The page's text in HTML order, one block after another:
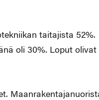
taitajista 52%.
oli 30%. Loput olivat